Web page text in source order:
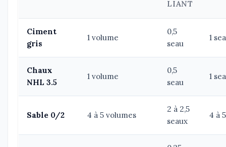
LIANT
Ciment
gris
1 volume
0,5
seau
1
Chaux
NHL 3.5
1 volume
0,5
seau
1
Sable 0/2 4 à 5 volumes
2 à 2,5
seaux
4 à